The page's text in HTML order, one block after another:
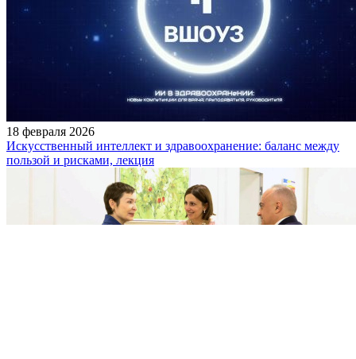
18 февраля 2026
Искусственный интеллект и здравоохранение: баланс между
пользой и рисками, лекция